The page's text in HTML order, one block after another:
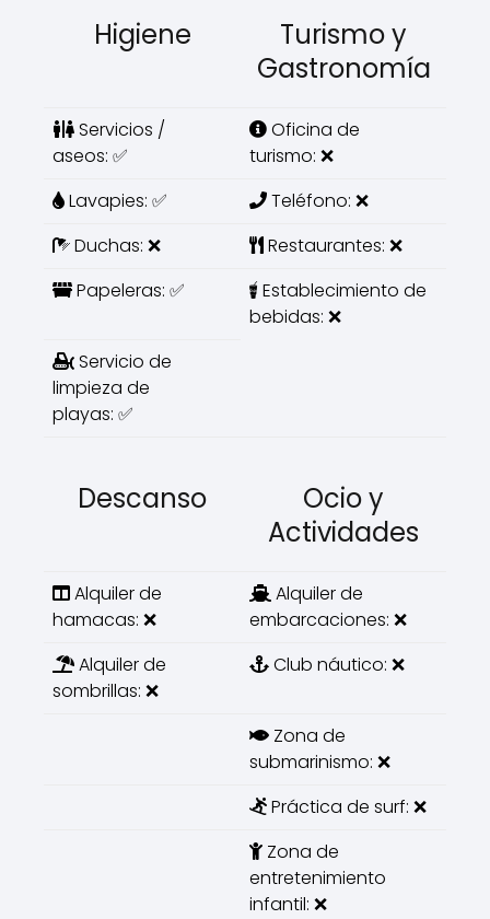
Higiene
Turismo y
Gastronomía
Servicios /
aseos: ✅
Oficina de
turismo: ❌
Lavapies: ✅
Teléfono: ❌
Duchas: ❌
Restaurantes: ❌
Papeleras: ✅
Establecimiento de
bebidas: ❌
Servicio de
limpieza de
playas: ✅
Descanso
Ocio y
Actividades
Alquiler de
hamacas: ❌
Alquiler de
embarcaciones: ❌
Alquiler de
sombrillas: ❌
Club náutico: ❌
Zona de
submarinismo: ❌
Práctica de surf: ❌
Zona de
entretenimiento
infantil: ❌